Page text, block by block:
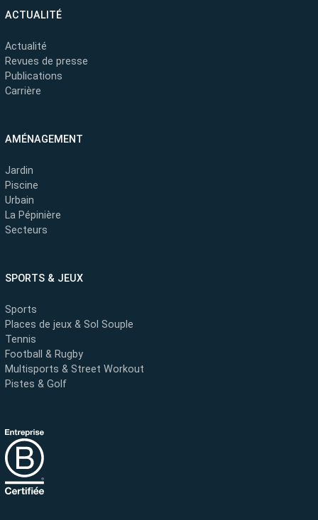
ACTUALITÉ
Actualité
Revues de presse
Publications
Carrière
AMÉNAGEMENT
Jardin
Piscine
Urbain
La Pépinière
Secteurs
SPORTS & JEUX
Sports
Places de jeux & Sol Souple
Tennis
Football & Rugby
Multisports & Street Workout
Pistes & Golf